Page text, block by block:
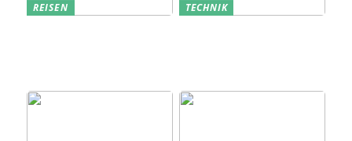
REISEN
TECHNIK